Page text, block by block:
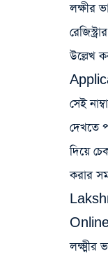
লক্ষীর
উল্লেখ
সেই
দেখতে
দিয়ে
করার
Online
লক্ষ্মীর